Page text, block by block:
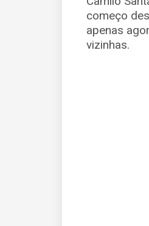
começo
apenas
vizinhas.